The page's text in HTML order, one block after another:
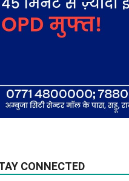
CONNECTED